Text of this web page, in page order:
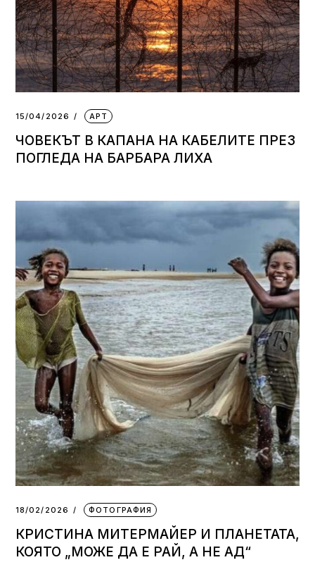
15/04/2026 АРТ
ЧОВЕКЪТ В КАПАНА НА КАБЕЛИТЕ ПРЕЗ
ПОГЛЕДА НА БАРБАРА ЛИХА
18/02/2026 ФОТОГРАФИЯ
КРИСТИНА МИТЕРМАЙЕР И ПЛАНЕТАТА,
КОЯТО „МОЖЕ ДА Е РАЙ, А НЕ АД“